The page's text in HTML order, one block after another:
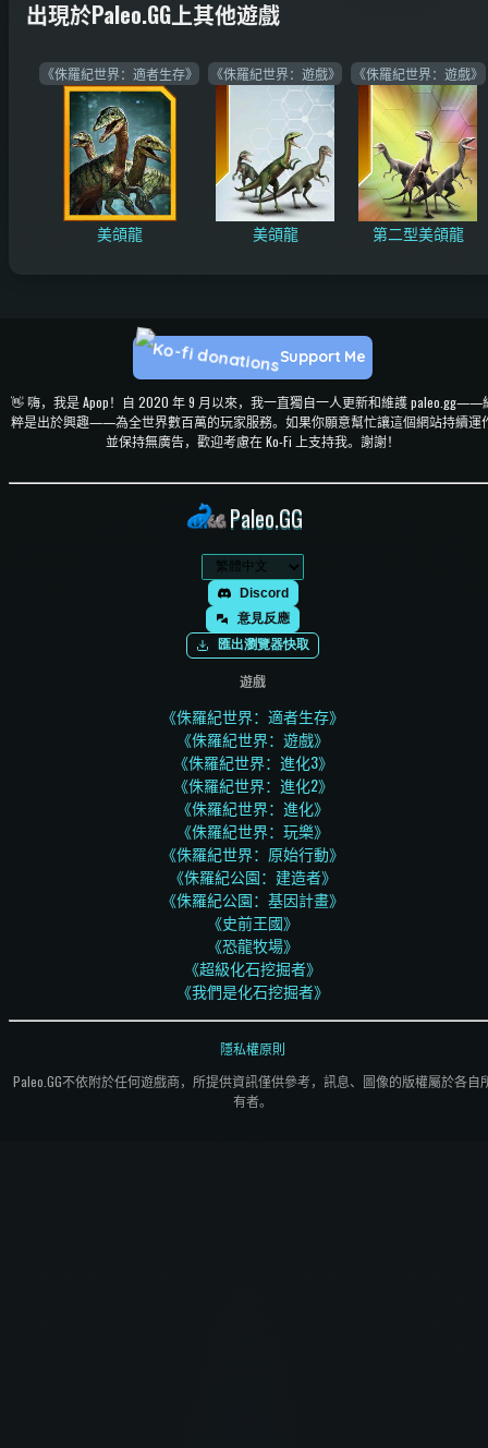
出現於Paleo.GG上其他遊戲
《侏羅紀世界：適者生存》
美頜龍
《侏羅紀世界：遊戲》
美頜龍
《侏羅紀世界：遊戲》
第二型美頜龍
👋 嗨，我是 Apop！自 2020 年 9 月以來，我一直獨自一人更新和維護 paleo.gg——
粹是出於興趣——為全世界數百萬的玩家服務。如果你願意幫忙讓這個網站持續運
並保持無廣告，歡迎考慮在 Ko-Fi 上支持我。謝謝！
Support Me
Paleo.GG
Discord
意見反應
匯出瀏覽器快取
遊戲
《侏羅紀世界：適者生存》
《侏羅紀世界：遊戲》
《侏羅紀世界：進化3》
《侏羅紀世界：進化2》
《侏羅紀世界：進化》
《侏羅紀世界：玩樂》
《侏羅紀世界：原始行動》
《侏羅紀公園：建造者》
《侏羅紀公園：基因計畫》
《史前王國》
《恐龍牧場》
《超級化石挖掘者》
《我們是化石挖掘者》
Paleo.GG不依附於任何遊戲商，所提供資訊僅供參考，訊息、圖像的版權屬於各自
有者。
隱私權原則